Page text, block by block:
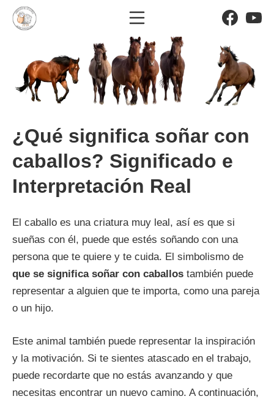
Saltar
El significado de los
Menú móvil
¿Qué significa soñar con
caballos? Significado e
Interpretación Real
El caballo es una criatura muy leal, así es que si
sueñas con él, puede que estés soñando con una
persona que te quiere y te cuida. El simbolismo de
que se significa soñar con caballos también puede
representar a alguien que te importa, como una pareja
o un hijo.
Este animal también puede representar la inspiración
y la motivación. Si te sientes atascado en el trabajo,
puede recordarte que no estás avanzando y que
necesitas encontrar un nuevo camino. A continuación,